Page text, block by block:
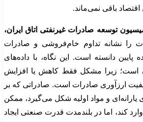
باقی نمی‌ماند.
توسعه صادرات غیرنفتی اتاق ایران،
را نشانه تداوم خام‌فروشی و صادرات
پایین دانسته است. این نگاه، با داده‌های
است؛ زیرا مشکل فقط کاهش یا افزایش
ارزآوری صادرات است. صادراتی که بر
یارانه‌ای و مواد اولیه شکل می‌گیرد، ممکن
کند، اما در بلندمدت قدرت صنعتی ایجاد